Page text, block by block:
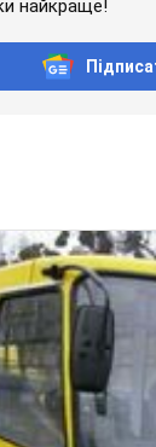
найкраще!